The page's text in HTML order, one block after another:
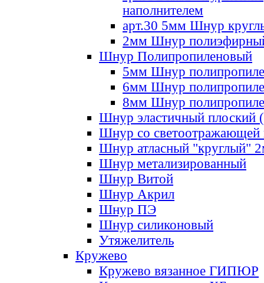
наполнителем
арт.30 5мм Шнур
2мм Шнур
Шнур Полипропиленовый
5мм Шнур
6мм Шнур
8мм Шнур
Шнур эластичный плоский
Шнур со светоотражающей
Шнур атласный "круглый"
Шнур метализированный
Шнур Витой
Шнур Акрил
Шнур ПЭ
Шнур силиконовый
Утяжелитель
Кружево
Кружево вязанное ГИПЮР